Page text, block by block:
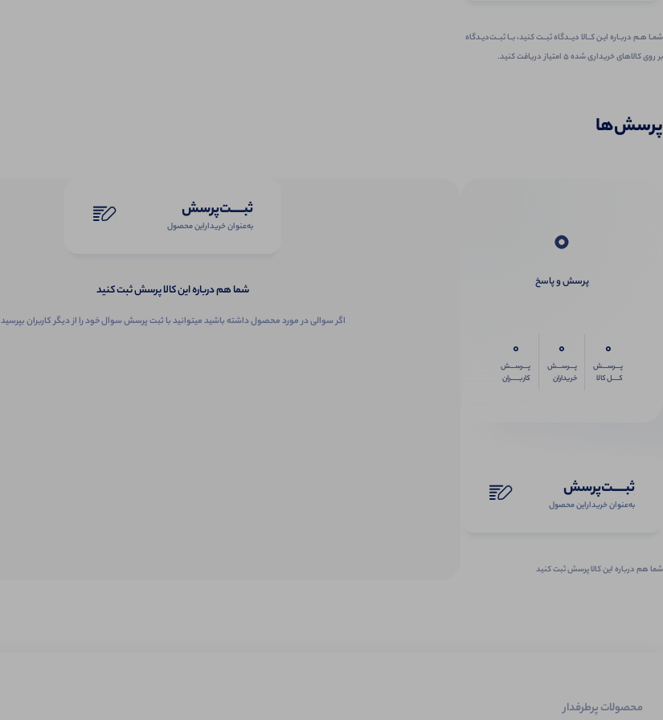
شمـا هـم دربـاره ایـن کــالا دیــدگاه ثبــت کنید، بــا ثبــت‌دیـدگاه
بر روی کالاهای خریداری شده ۵ امتیاز دریافت کنید.
پرسش‌ها
0
پرسش و پاسخ
0
پـــرســـش
کــــل کالا
0
پـــرســـش
خریداران
0
پـــرســـش
کاربـــــران
ثبـــــت‌پرسش
به‌عنوان ‌خریدار‌این‌ محصول
شما هم درباره این کالا پرسش ثبت کنید
ثبـــــت‌پرسش
به‌عنوان ‌خریدار‌این‌ محصول
شما هم درباره این کالا پرسش ثبت کنید
اگر سوالی در مورد محصول داشته باشید میتوانید با ثبت پرسش سوال خود را از دیگر کاربران بپرسید
محصولات پرطرفدار